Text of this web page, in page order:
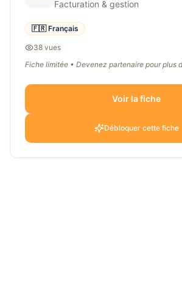
Facturation & gestion
🇫🇷 Français
38 vues
Fiche limitée • Devenez partenaire pour plus
Voir la fiche
Débloquer cette fiche